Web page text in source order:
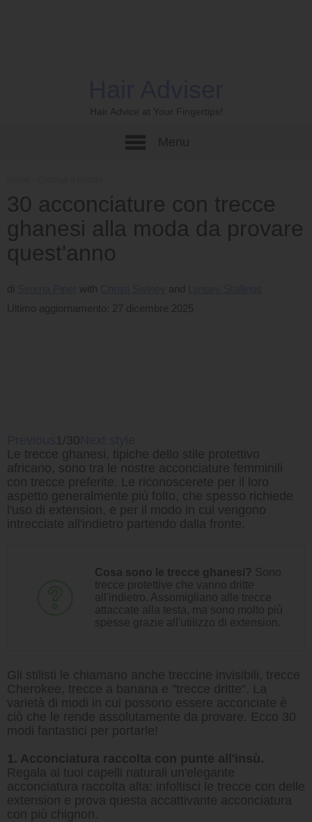
Hair Advice at Your Fingertips!
30 acconciature con trecce
ghanesi alla moda da provare
quest'anno
di
Ultimo aggiornamento: 27 dicembre 2025
1/30
Le trecce ghanesi, tipiche dello stile protettivo
africano, sono tra le nostre acconciature femminili
con trecce preferite. Le riconoscerete per il loro
aspetto generalmente più folto, che spesso richiede
l'uso di extension, e per il modo in cui vengono
intrecciate all'indietro partendo dalla fronte.
Cosa sono le trecce ghanesi? Sono
trecce protettive che vanno dritte
all'indietro. Assomigliano alle trecce
attaccate alla testa, ma sono molto più
spesse grazie all'utilizzo di extension.
Gli stilisti le chiamano anche treccine invisibili, trecce
Cherokee, trecce a banana e "trecce dritte". La
varietà di modi in cui possono essere acconciate è
ciò che le rende assolutamente da provare. Ecco 30
modi fantastici per portarle!
1. Acconciatura raccolta con punte all'insù.
Regala ai tuoi capelli naturali un'elegante
acconciatura raccolta alta: infoltisci le trecce con delle
extension e prova questa accattivante acconciatura
con più chignon.